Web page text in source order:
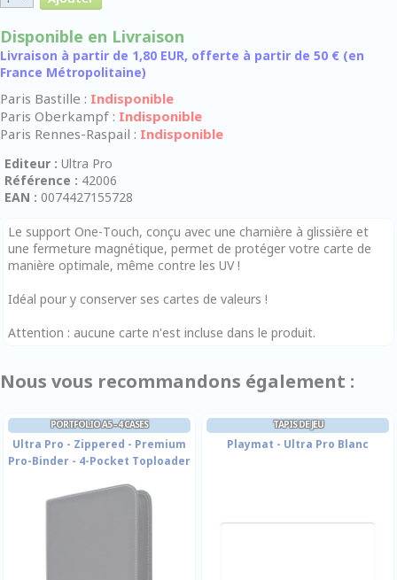
Disponible en Livraison
Livraison à partir de 1,80 EUR, offerte à partir de 50 € (en
France Métropolitaine)
Paris Bastille : Indisponible
Paris Oberkampf : Indisponible
Paris Rennes-Raspail : Indisponible
Editeur : Ultra Pro
Référence : 42006
EAN : 0074427155728
Le support One-Touch, conçu avec une charnière à glissière et
une fermeture magnétique, permet de protéger votre carte de
manière optimale, même contre les UV !
Idéal pour y conserver ses cartes de valeurs !
Attention : aucune carte n'est incluse dans le produit.
Nous vous recommandons également :
PORTFOLIO A5 - 4 CASES
Ultra Pro - Zippered - Premium
Pro-Binder - 4-Pocket Toploader
TAPIS DE JEU
Playmat - Ultra Pro Blanc